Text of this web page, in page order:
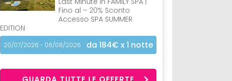
Fino al – 20% Sconto
Accesso SPA SUMMER
EDITION
20/07/2026 - 06/08/2026 da 184€ x 1 notte